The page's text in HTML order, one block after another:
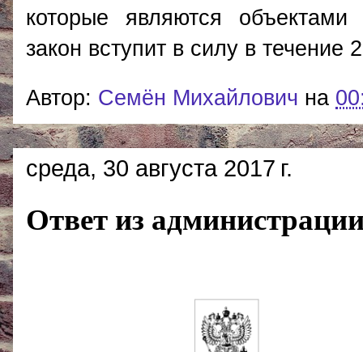
которые являются объектами
закон вступит в силу в
Автор: Cемён Михайлович на
среда, 30 августа 2017 г.
Ответ из